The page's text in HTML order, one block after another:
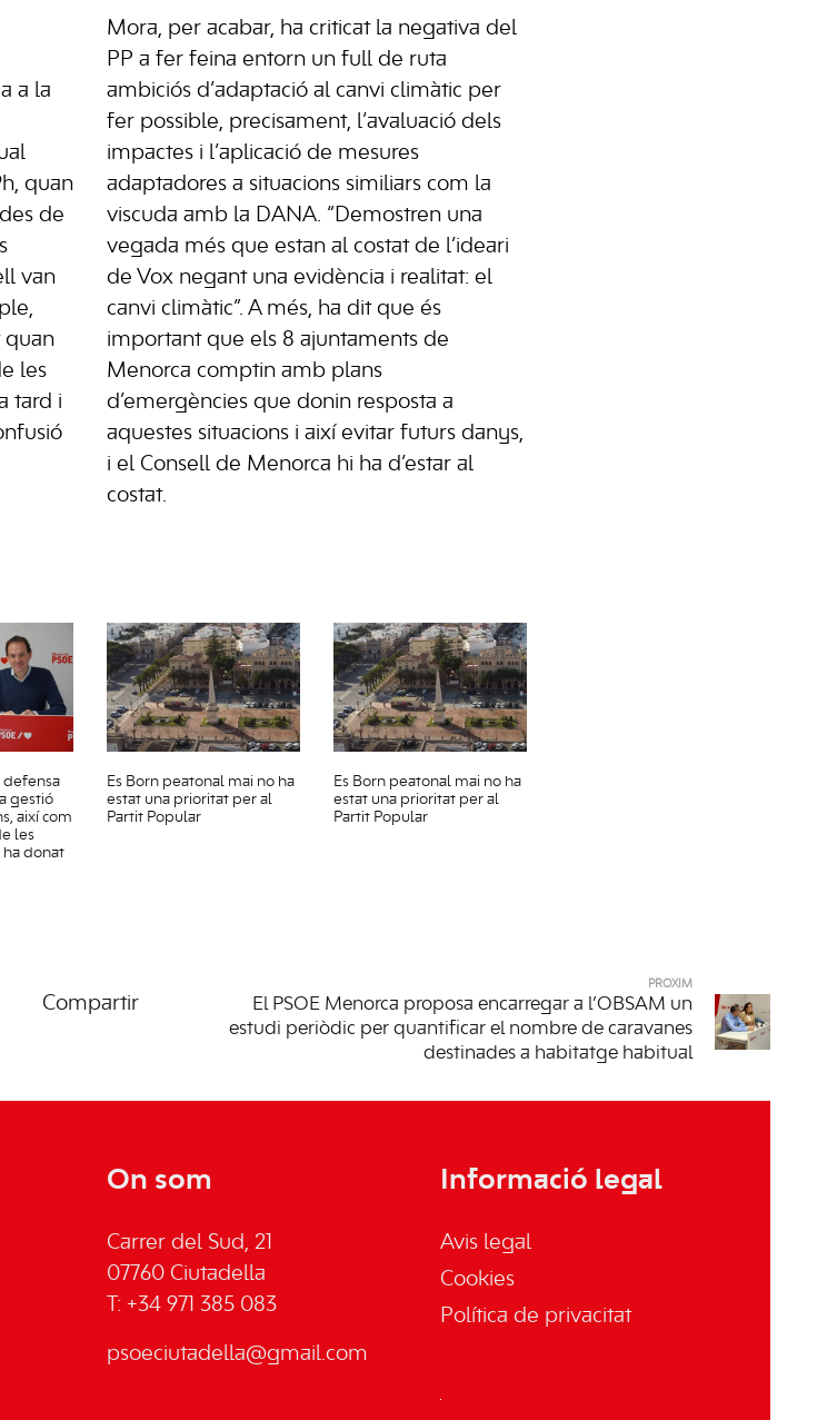
a la
quan
de
van
quan
les
tard i
Mora, per acabar, ha criticat la negativa del
PP a fer feina entorn un full de ruta
ambiciós d’adaptació al canvi climàtic per
fer possible, precisament, l’avaluació dels
impactes i l’aplicació de mesures
adaptadores a situacions similiars com la
viscuda amb la DANA. “Demostren una
vegada més que estan al costat de l’ideari
de Vox negant una evidència i realitat: el
canvi climàtic”. A més, ha dit que és
important que els 8 ajuntaments de
Menorca comptin amb plans
d’emergències que donin resposta a
aquestes situacions i així evitar futurs danys,
i el Consell de Menorca hi ha d’estar al
costat.
defensa
gestió
així com
les
ha donat
Es Born peatonal mai no ha
estat una prioritat per al
Partit Popular
Es Born peatonal mai no ha
estat una prioritat per al
Partit Popular
Compartir
PRÒXIM
El PSOE Menorca proposa encarregar a l’OBSAM un
estudi periòdic per quantificar el nombre de caravanes
destinades a habitatge habitual
On som
Carrer del Sud, 21
07760 Ciutadella
T: +34 971 385 083
psoeciutadella@gmail.com
Informació legal
Avis legal
Cookies
Política de privacitat